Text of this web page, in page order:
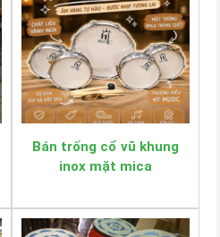
Bán trống cổ vũ khung
inox mặt mica